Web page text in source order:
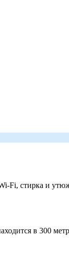
Fi, стирка и
в 300